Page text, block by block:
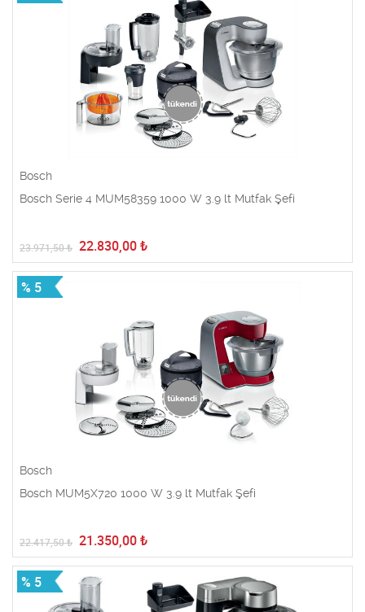
Bosch
Bosch Serie 4 MUM58359 1000 W 3.9 lt Mutfak Şefi
23.971,50₺ 22.830,00 ₺
% 5
Bosch
Bosch MUM5X720 1000 W 3.9 lt Mutfak Şefi
22.417,50₺ 21.350,00 ₺
% 5